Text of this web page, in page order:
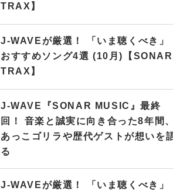
TRAX】
J-WAVEが厳選！ 「いま聴くべき」
おすすめソング4選 (10月)【SONAR
TRAX】
J-WAVE『SONAR MUSIC』最終
回！ 音楽と誠実に向き合った8年間
あっこゴリラや歴代ゲストが想いを
る
J-WAVEが厳選！ 「いま聴くべき」